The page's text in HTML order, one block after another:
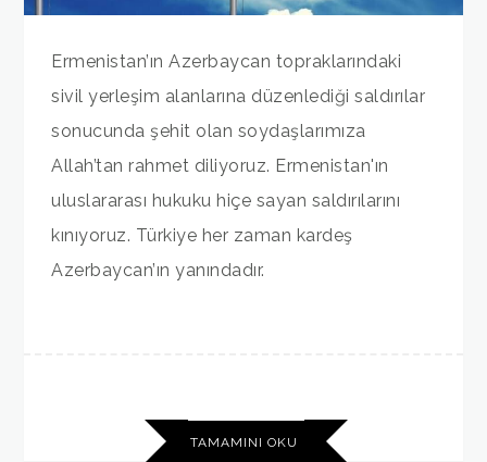
Ermenistan’ın Azerbaycan topraklarındaki
sivil yerleşim alanlarına düzenlediği saldırılar
sonucunda şehit olan soydaşlarımıza
Allah’tan rahmet diliyoruz. Ermenistan'ın
uluslararası hukuku hiçe sayan saldırılarını
kınıyoruz. Türkiye her zaman kardeş
Azerbaycan’ın yanındadır.
TAMAMINI OKU